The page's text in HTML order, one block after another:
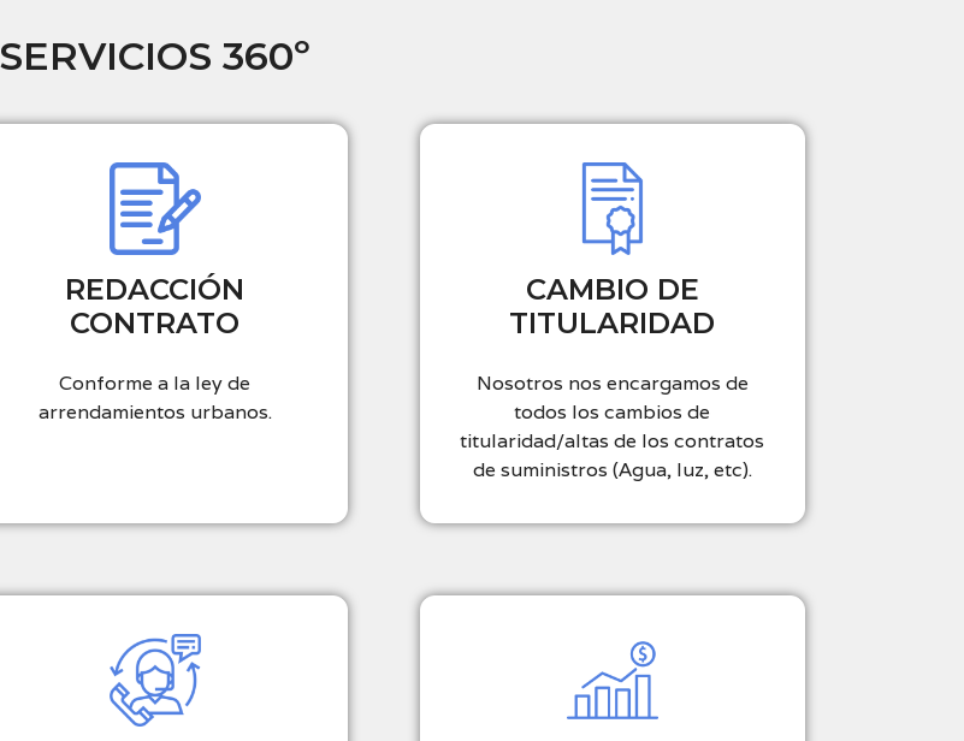
T
M
SERVICIOS 360º
REDACCIÓN
CONTRATO
Conforme a la ley de
arrendamientos urbanos.
CAMBIO DE
TITULARIDAD
Nosotros nos encargamos de
todos los cambios de
titularidad/altas de los contratos
de suministros (Agua, luz, etc).